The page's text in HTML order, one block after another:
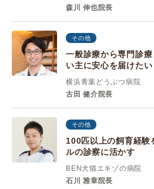
森川 伸也院長
その他
一般診療から専門診
い主に安心を届けたい
横浜青葉どうぶつ病院
古田 健介院長
その他
100匹以上の飼育経験
ルの診察に活かす
BEN犬猫エキゾの病院
石川 雅章院長